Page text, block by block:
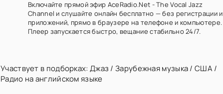
Включайте прямой эфир AceRadio.Net - The Vocal Jazz
Channel и слушайте онлайн бесплатно — без регистрации и
приложений, прямо в браузере на телефоне и компьютере.
Плеер запускается быстро, вещание стабильно 24/7.
Участвует в подборках: Джаз /Зарубежная музыка/США /
Радио на английском языке